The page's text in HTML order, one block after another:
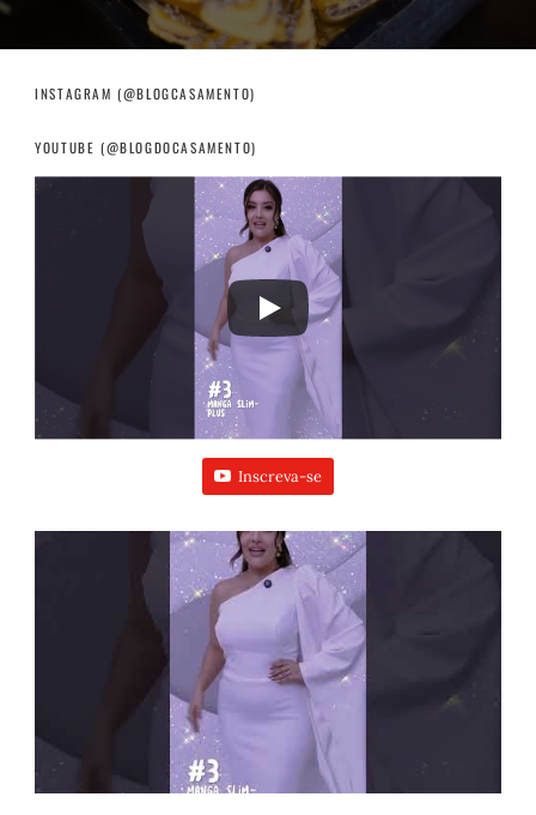
INSTAGRAM (@BLOGCASAMENTO)
YOUTUBE (@BLOGDOCASAMENTO)
Inscreva-se